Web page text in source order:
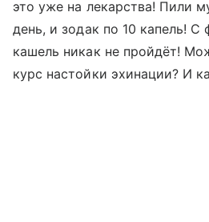
это уже на лекарства! Пили
день, и зодак по 10 капель! С
кашель никак не пройдёт!
курс настойки эхинации? И